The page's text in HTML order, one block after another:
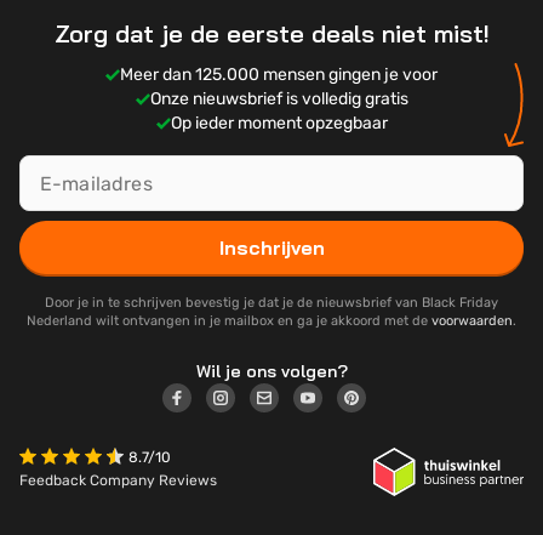
Zorg dat je de eerste deals niet mist!
Meer dan 125.000 mensen gingen je voor
Onze nieuwsbrief is volledig gratis
Op ieder moment opzegbaar
Inschrijven
Door je in te schrijven bevestig je dat je de nieuwsbrief van Black Friday
Nederland wilt ontvangen in je mailbox en ga je akkoord met de voorwaarden.
Wil je ons volgen?
8.7/10
Feedback Company Reviews